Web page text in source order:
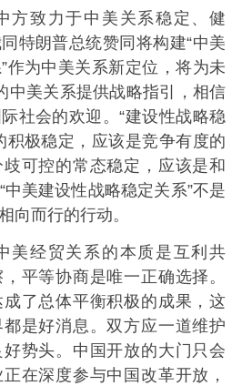
致力于中美关系稳定、健
特朗普总统赞同将构建“中美
作为中美关系新定位，将为未
中美关系提供战略指引，相信
社会的欢迎。“建设性战略稳
积极稳定，应该是竞争有度的
可控的常态稳定，应该是和
美建设性战略稳定关系”不是
向而行的行动。
经贸关系的本质是互利共
平等协商是唯一正确选择。
了总体平衡积极的成果，这
是好消息。双方应一道维护
势头。中国开放的大门只会
在深度参与中国改革开放，